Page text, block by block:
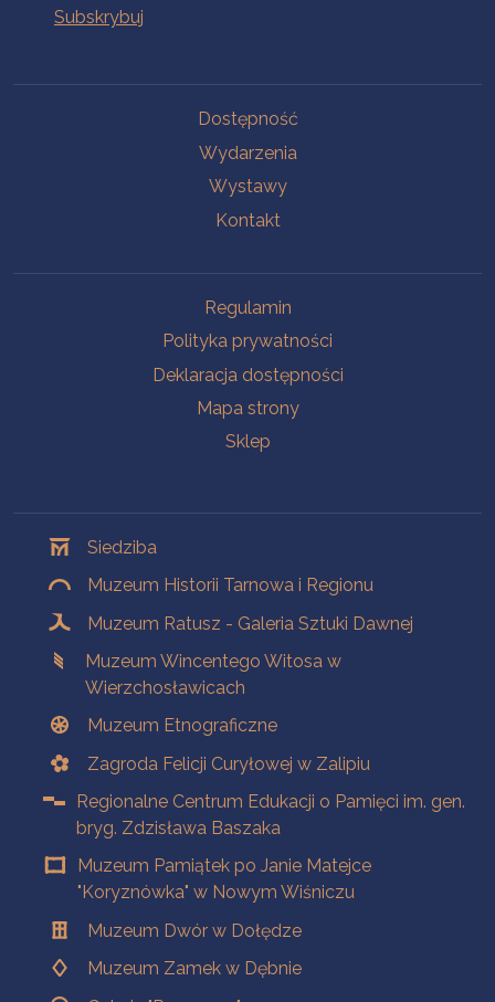
Dostępność
Wydarzenia
Wystawy
Kontakt
Regulamin
Polityka prywatności
Deklaracja dostępności
Mapa strony
Sklep
Siedziba
Muzeum Historii Tarnowa i Regionu
Muzeum Ratusz - Galeria Sztuki Dawnej
Muzeum Wincentego Witosa w
Wierzchosławicach
Muzeum Etnograficzne
Zagroda Felicji Curyłowej w Zalipiu
Regionalne Centrum Edukacji o Pamięci im. gen.
bryg. Zdzisława Baszaka
Muzeum Pamiątek po Janie Matejce
"Koryznówka" w Nowym Wiśniczu
Muzeum Dwór w Dołędze
Muzeum Zamek w Dębnie